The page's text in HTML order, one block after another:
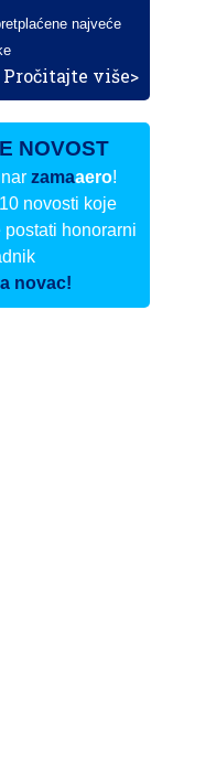
najveće
Pročitajte više>
NOVOST
zamaaero!
novosti koje
honorarni
novac!